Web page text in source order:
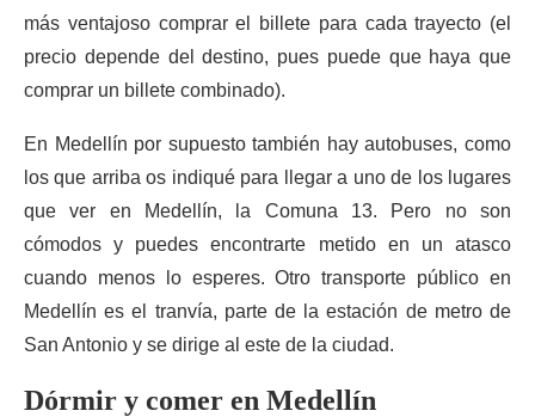
más ventajoso comprar el billete para cada trayecto (el
precio depende del destino, pues puede que haya que
comprar un billete combinado).
En Medellín por supuesto también hay autobuses, como
los que arriba os indiqué para llegar a uno de los lugares
que ver en Medellín, la Comuna 13. Pero no son
cómodos y puedes encontrarte metido en un atasco
cuando menos lo esperes. Otro transporte público en
Medellín es el tranvía, parte de la estación de metro de
San Antonio y se dirige al este de la ciudad.
Dórmir y comer en Medellín